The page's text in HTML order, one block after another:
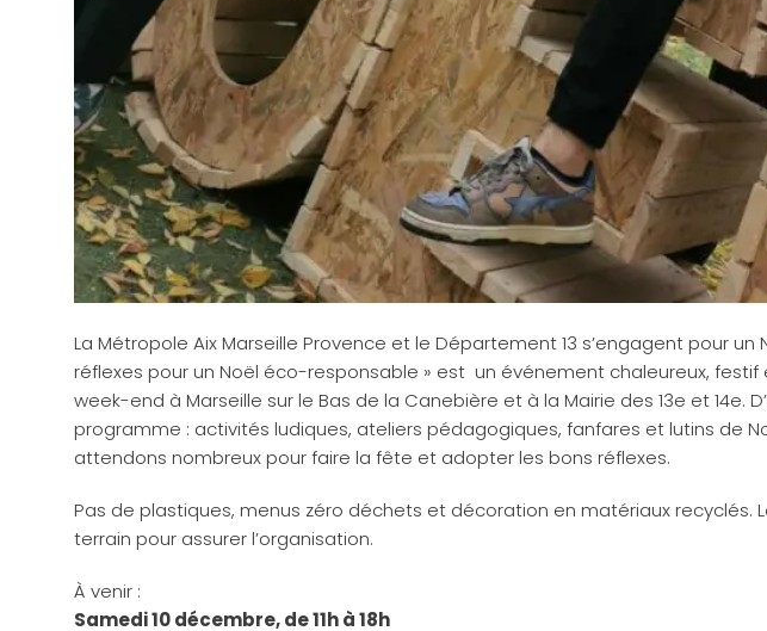
La Métropole Aix Marseille Provence et le Département 13 s’engagent pour
réflexes pour un Noël éco-responsable » est un événement chaleureux,
week-end à Marseille sur le Bas de la Canebière et à la Mairie des 13e et 14e.
programme : activités ludiques, ateliers pédagogiques, fanfares et lutins de
attendons nombreux pour faire la fête et adopter les bons réflexes.
Pas de plastiques, menus zéro déchets et décoration en matériaux recyclés.
terrain pour assurer l’organisation.
À venir :
Samedi 10 décembre, de 11h à 18h